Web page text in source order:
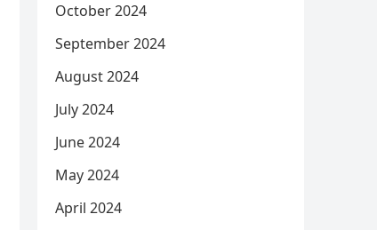
October 2024
September 2024
August 2024
July 2024
June 2024
May 2024
April 2024